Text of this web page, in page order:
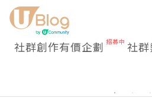
社群創作有價企劃 社